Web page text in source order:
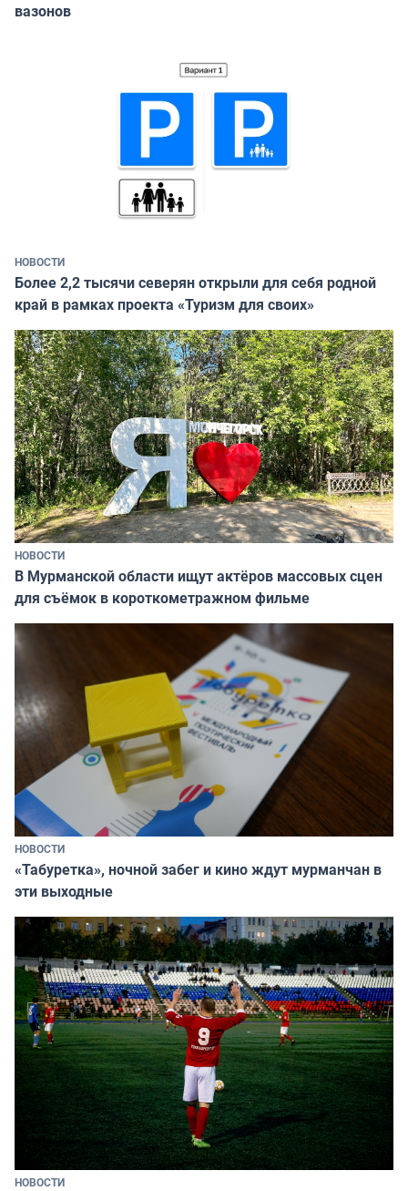
вазонов
НОВОСТИ
Более 2,2 тысячи северян открыли для себя родной
край в рамках проекта «Туризм для своих»
НОВОСТИ
В Мурманской области ищут актёров массовых сцен
для съёмок в короткометражном фильме
НОВОСТИ
«Табуретка», ночной забег и кино ждут мурманчан в
эти выходные
НОВОСТИ